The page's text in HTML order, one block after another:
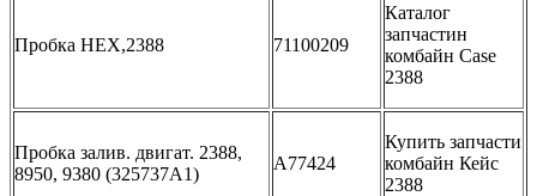
Пробка HEX,2388 71100209
Каталог
запчастин
комбайн Case
2388
Пробка залив. двигат. 2388,
8950, 9380 (325737A1)
A77424
Купить запчасти
комбайн Кейс
2388